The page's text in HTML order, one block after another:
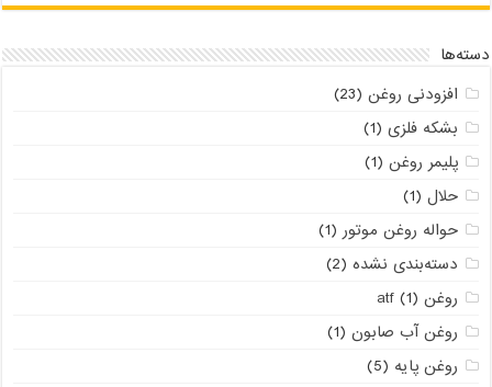
دسته‌ها
افزودنی روغن (23)
بشکه فلزی (1)
پلیمر روغن (1)
حلال (1)
حواله روغن موتور (1)
دسته‌بندی نشده (2)
روغن atf (1)
روغن آب صابون (1)
روغن پایه (5)